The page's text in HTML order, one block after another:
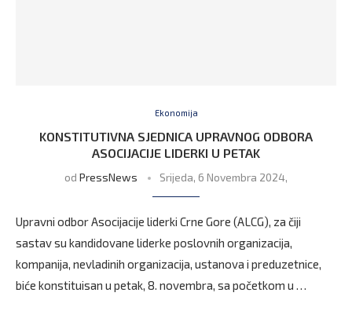
Ekonomija
KONSTITUTIVNA SJEDNICA UPRAVNOG ODBORA
ASOCIJACIJE LIDERKI U PETAK
od PressNews Srijeda, 6 Novembra 2024,
Upravni odbor Asocijacije liderki Crne Gore (ALCG), za čiji
sastav su kandidovane liderke poslovnih organizacija,
kompanija, nevladinih organizacija, ustanova i preduzetnice,
biće konstituisan u petak, 8. novembra, sa početkom u …